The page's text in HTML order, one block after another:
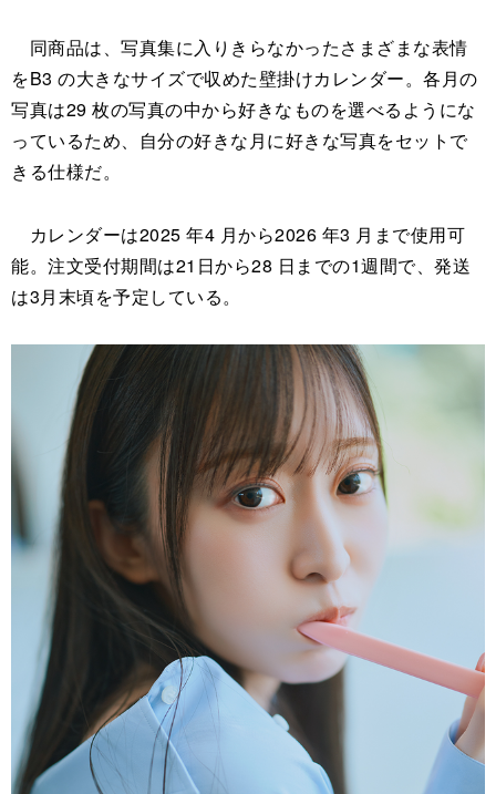
同商品は、写真集に入りきらなかったさまざまな表情
をB3 の大きなサイズで収めた壁掛けカレンダー。各月の
写真は29 枚の写真の中から好きなものを選べるようにな
っているため、自分の好きな月に好きな写真をセットで
きる仕様だ。
カレンダーは2025 年4 月から2026 年3 月まで使用可
能。注文受付期間は21日から28 日までの1週間で、発送
は3月末頃を予定している。